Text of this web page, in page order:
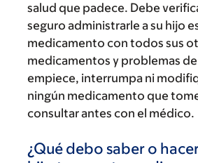
salud que padece. Debe
seguro administrarle a su hijo
medicamento con todos sus
medicamentos y problemas
empiece, interrumpa ni
ningún medicamento que
consultar antes con el médico.
¿Qué debo saber o